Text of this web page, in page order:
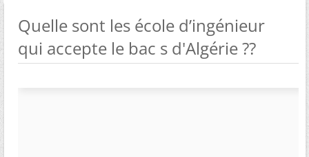
Quelle sont les école d’ingénieur
qui accepte le bac s d'Algérie ??